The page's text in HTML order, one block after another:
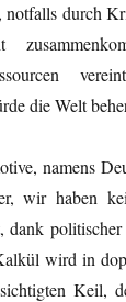
notfalls durch
die Welt
namens
wir haben
dank
wird in
Keil,